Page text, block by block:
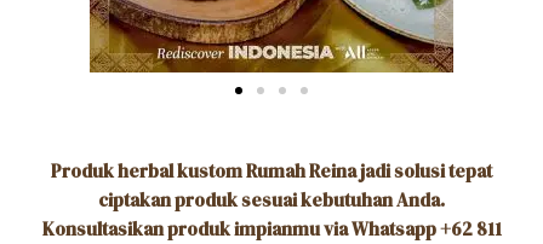
Produk herbal kustom Rumah Reina jadi solusi tepat
ciptakan produk sesuai kebutuhan Anda.
Konsultasikan produk impianmu via Whatsapp +62 811